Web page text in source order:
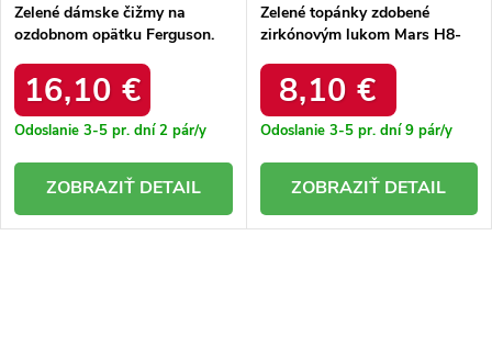
Zelené dámske čižmy na
ozdobnom opätku Ferguson.
16,10 €
Odoslanie 3-5 pr. dní2 pár/y
DETAIL
Zelené topánky zdobené
zirkónovým lukom Mars H8-
8,10 €
Odoslanie 3-5 pr. dní9 pár/y
DETAIL